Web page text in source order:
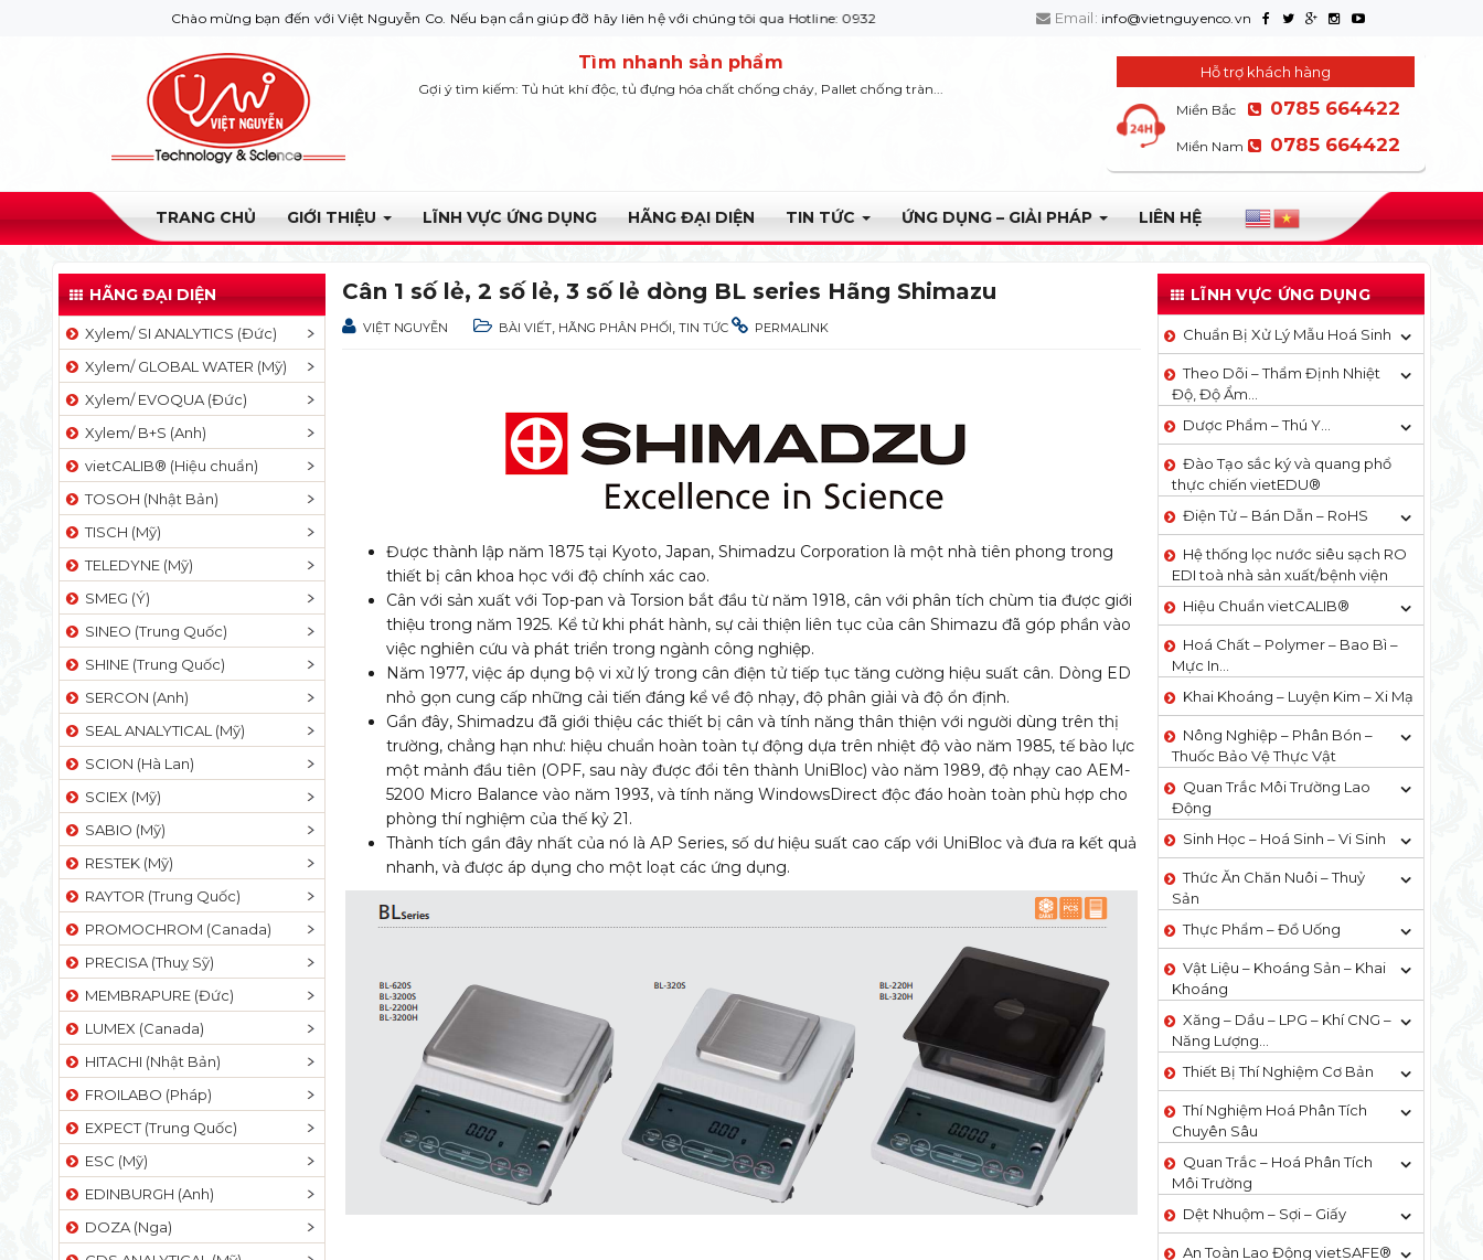
Chào mừng bạn đến với Việt Nguyễn Co. Nếu bạn cần giúp đỡ hãy liên hệ với chúng tôi qua Hotline: 0932 664422 Email: info@vietnguyenco.vn
Tìm nhanh sản phẩm
Gợi ý tìm kiếm: Tủ hút khí độc, tủ đựng hóa chất chống cháy, Pallet chống tràn...
Hỗ trợ khách hàng
Miền Bắc 0785 664422
Miền Nam 0785 664422
TRANG CHỦ GIỚI THIỆU LĨNH VỰC ỨNG DỤNG HÃNG ĐẠI DIỆN TIN TỨC ỨNG DỤNG – GIẢI PHÁP LIÊN HỆ
HÃNG ĐẠI DIỆN
Xylem/ SI ANALYTICS (Đức)
Xylem/ GLOBAL WATER (Mỹ)
Xylem/ EVOQUA (Đức)
Xylem/ B+S (Anh)
vietCALIB® (Hiệu chuẩn)
TOSOH (Nhật Bản)
TISCH (Mỹ)
TELEDYNE (Mỹ)
SMEG (Ý)
SINEO (Trung Quốc)
SHINE (Trung Quốc)
SERCON (Anh)
SEAL ANALYTICAL (Mỹ)
SCION (Hà Lan)
SCIEX (Mỹ)
SABIO (Mỹ)
RESTEK (Mỹ)
RAYTOR (Trung Quốc)
PROMOCHROM (Canada)
PRECISA (Thuỵ Sỹ)
MEMBRAPURE (Đức)
LUMEX (Canada)
HITACHI (Nhật Bản)
FROILABO (Pháp)
EXPECT (Trung Quốc)
ESC (Mỹ)
EDINBURGH (Anh)
DOZA (Nga)
Cân 1 số lẻ, 2 số lẻ, 3 số lẻ dòng BL series Hãng Shimazu
VIỆT NGUYỄN BÀI VIẾT HÃNG PHÂN PHỐI ,TIN TỨC PERMALINK
Được thành lập năm 1875 tại Kyoto, Japan, Shimadzu Corporation là một nhà tiên phong trong
thiết bị cân khoa học với độ chính xác cao.
Cân với sản xuất với Top-pan và Torsion bắt đầu từ năm 1918, cân với phân tích chùm tia được giới
thiệu trong năm 1925. Kể tử khi phát hành, sự cải thiện liên tục của cân Shimazu đã góp phần vào
việc nghiên cứu và phát triển trong ngành công nghiệp.
Năm 1977, việc áp dụng bộ vi xử lý trong cân điện tử tiếp tục tăng cường hiệu suất cân. Dòng ED
nhỏ gọn cung cấp những cải tiến đáng kể về độ nhạy, độ phân giải và độ ổn định.
Gần đây, Shimadzu đã giới thiệu các thiết bị cân và tính năng thân thiện với người dùng trên thị
trường, chẳng hạn như: hiệu chuẩn hoàn toàn tự động dựa trên nhiệt độ vào năm 1985, tế bào lực
một mảnh đầu tiên (OPF, sau này được đổi tên thành UniBloc) vào năm 1989, độ nhạy cao AEM-
5200 Micro Balance vào năm 1993, và tính năng WindowsDirect độc đáo hoàn toàn phù hợp cho
phòng thí nghiệm của thế kỷ 21.
Thành tích gần đây nhất của nó là AP Series, số dư hiệu suất cao cấp với UniBloc và đưa ra kết quả
nhanh, và được áp dụng cho một loạt các ứng dụng.
LĨNH VỰC ỨNG DỤNG
Chuẩn Bị Xử Lý Mẫu Hoá Sinh
Theo Dõi – Thẩm Định Nhiệt
Độ, Độ Ẩm…
Dược Phẩm – Thú Y…
Đào Tạo sắc ký và quang phổ
thực chiến vietEDU®
Điện Tử – Bán Dẫn – RoHS
Hệ thống lọc nước siêu sạch RO
EDI​​ toà nhà sản xuất/bệnh viện
Hiệu Chuẩn vietCALIB®
Hoá Chất – Polymer – Bao Bì –
Mực In…
Khai Khoáng – Luyện Kim – Xi Mạ
Nông Nghiệp – Phân Bón –
Thuốc Bảo Vệ Thực Vật
Quan Trắc Môi Trường Lao
Động
Sinh Học – Hoá Sinh – Vi Sinh
Thức Ăn Chăn Nuôi – Thuỷ
Sản
Thực Phẩm – Đồ Uống
Vật Liệu – Khoáng Sản – Khai
Khoáng
Xăng – Dầu – LPG – Khí CNG –
Năng Lượng…
Thiết Bị Thí Nghiệm Cơ Bản
Thí Nghiệm Hoá Phân Tích
Chuyên Sâu
Quan Trắc – Hoá Phân Tích
Môi Trường
Dệt Nhuộm – Sợi – Giấy
An Toàn Lao Động vietSAFE®